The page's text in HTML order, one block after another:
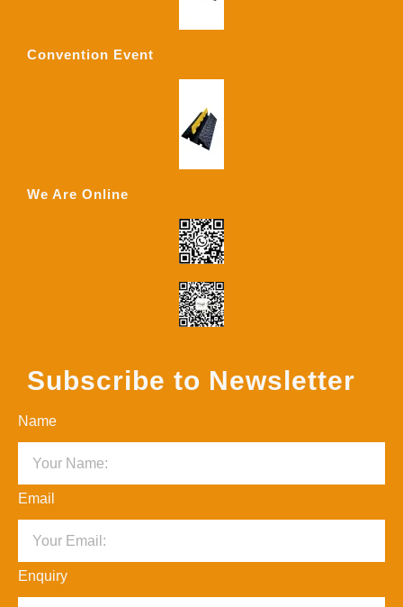
Convention Event
We Are Online
Subscribe to Newsletter
Name
Email
Enquiry